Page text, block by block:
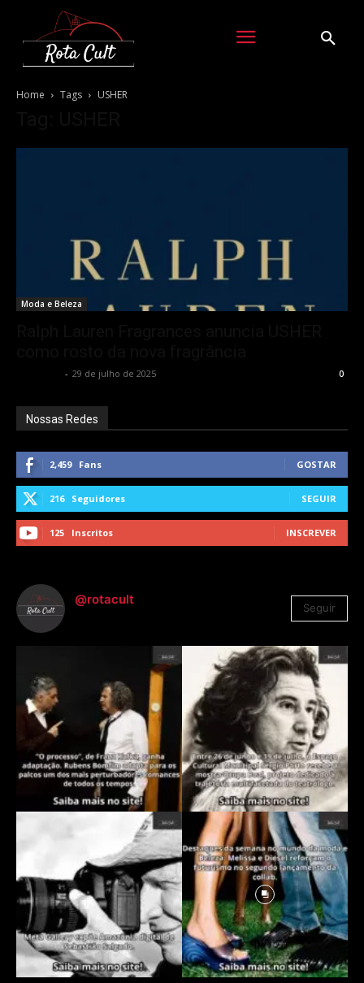
Home Tags USHER
Moda e Beleza
- 29 de julho de 2025 0
Nossas Redes
2,459 Fans GOSTAR
216 Seguidores SEGUIR
125 Inscritos INSCREVER
@rotacult
Seguir